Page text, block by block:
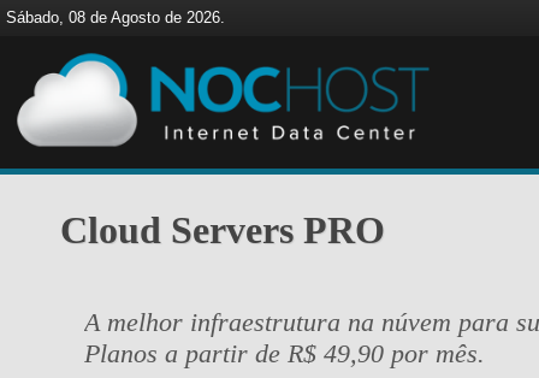
Sábado, 08 de Agosto de 2026.
Cloud Servers PRO
A melhor infraestrutura na núvem para
Planos a partir de R$ 49,90 por mês.